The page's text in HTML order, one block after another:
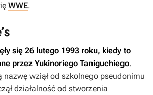
WWE.
się 26 lutego 1993 roku, kiedy to
przez Yukinoriego Taniguchiego.
nazwę wziął od szkolnego pseudonimu
działalność od stworzenia